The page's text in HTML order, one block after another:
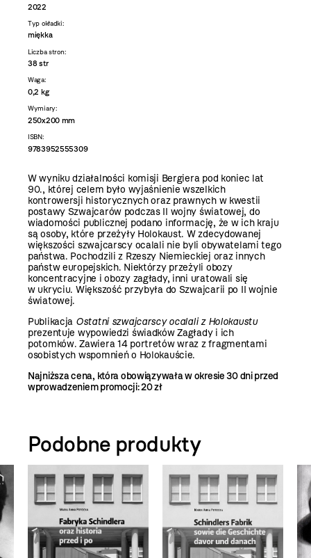
2022
Typ okładki:
miękka
Liczba stron:
38 str
Waga:
0,2 kg
Wymiary:
250x200 mm
ISBN:
9783952555309
W wyniku działalności komisji Bergiera pod koniec lat
90., której celem było wyjaśnienie wszelkich
kontrowersji historycznych oraz prawnych w kwestii
postawy Szwajcarów podczas II wojny światowej, do
wiadomości publicznej podano informację, że w ich kraju
są osoby, które przeżyły Holokaust. W zdecydowanej
większości szwajcarscy ocalali nie byli obywatelami tego
państwa. Pochodzili z Rzeszy Niemieckiej oraz innych
państw europejskich. Niektórzy przeżyli obozy
koncentracyjne i obozy zagłady, inni uratowali się
w ukryciu. Większość przybyła do Szwajcarii po II wojnie
światowej.
Publikacja Ostatni szwajcarscy ocalali z Holokaustu
prezentuje wypowiedzi świadków Zagłady i ich
potomków. Zawiera 14 portretów wraz z fragmentami
osobistych wspomnień o Holokauście.
Najniższa cena, która obowiązywała w okresie 30 dni przed
wprowadzeniem promocji:20 zł
Podobne produkty